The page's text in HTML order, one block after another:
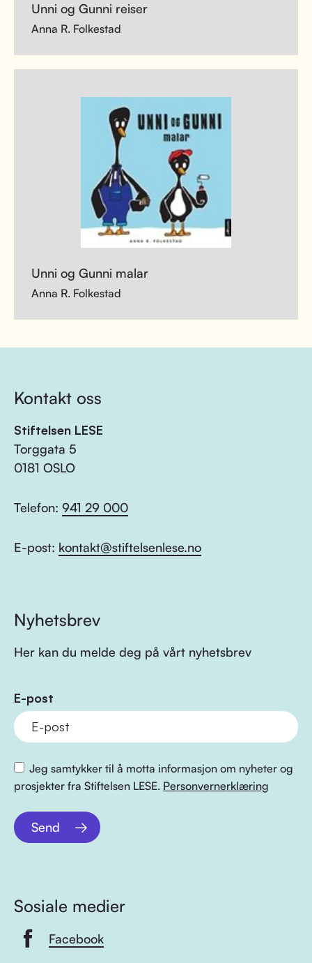
Unni og Gunni reiser
Anna R. Folkestad
Unni og Gunni malar
Anna R. Folkestad
Kontakt oss
Stiftelsen LESE
Torggata 5
0181 OSLO
Telefon: 941 29 000
E-post: kontakt@stiftelsenlese.no
Nyhetsbrev
Her kan du melde deg på vårt nyhetsbrev
E-post
Jeg samtykker til å motta informasjon om nyheter og
prosjekter fra Stiftelsen LESE. Personvernerklæring
Send
Sosiale medier
Facebook